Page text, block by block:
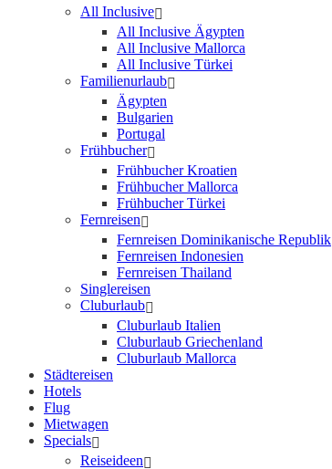
All Inclusive
All Inclusive Ägypten
All Inclusive Mallorca
All Inclusive Türkei
Familienurlaub
Ägypten
Bulgarien
Portugal
Frühbucher
Frühbucher Kroatien
Frühbucher Mallorca
Frühbucher Türkei
Fernreisen
Fernreisen Dominikanische Republik
Fernreisen Indonesien
Fernreisen Thailand
Singlereisen
Cluburlaub
Cluburlaub Italien
Cluburlaub Griechenland
Cluburlaub Mallorca
Städtereisen
Hotels
Flug
Mietwagen
Specials
Reiseideen